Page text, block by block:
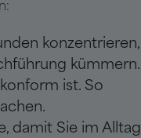
konzentrieren,
kümmern.
ist. So
damit Sie im Alltag